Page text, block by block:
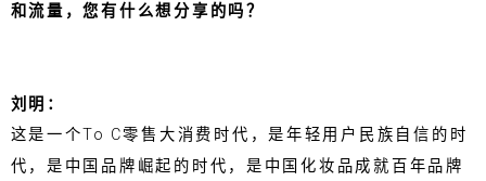
和流量，您有什么想分享的吗？
刘明：
这是一个To C零售大消费时代，是年轻用户民族自信的时
代，是中国品牌崛起的时代，是中国化妆品成就百年品牌